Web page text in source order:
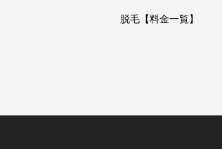
脱毛【料金一覧】